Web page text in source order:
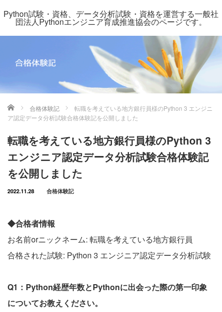
Python試験・資格、データ分析試験・資格を運営する一般社
団法人Pythonエンジニア育成推進協会のページです。
ホーム 合格体験記
転職を考えている地方銀行員様のPython 3 エンジニ
ア認定データ分析試験合格体験記を公開しました
転職を考えている地方銀行員様のPython 3
エンジニア認定データ分析試験合格体験記
を公開しました
2022.11.28 合格体験記
◆合格者情報
お名前orニックネーム: 転職を考えている地方銀行員
合格された試験: Python 3 エンジニア認定データ分析試験
Q1：Python経歴年数とPythonに出会った際の第一印象
についてお教えください。